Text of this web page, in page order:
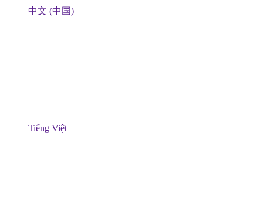
中文 (中国)
Tiếng Việt